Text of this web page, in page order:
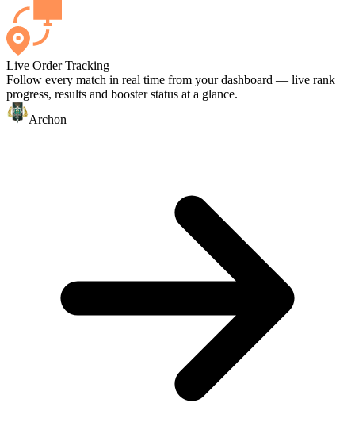
Live Order Tracking
Follow every match in real time from your dashboard — live rank
progress, results and booster status at a glance.
Archon